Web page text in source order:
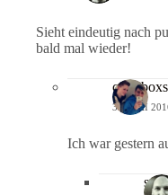
Sieht eindeutig nach
bald mal wieder!
31. MAI
Ich war gestern